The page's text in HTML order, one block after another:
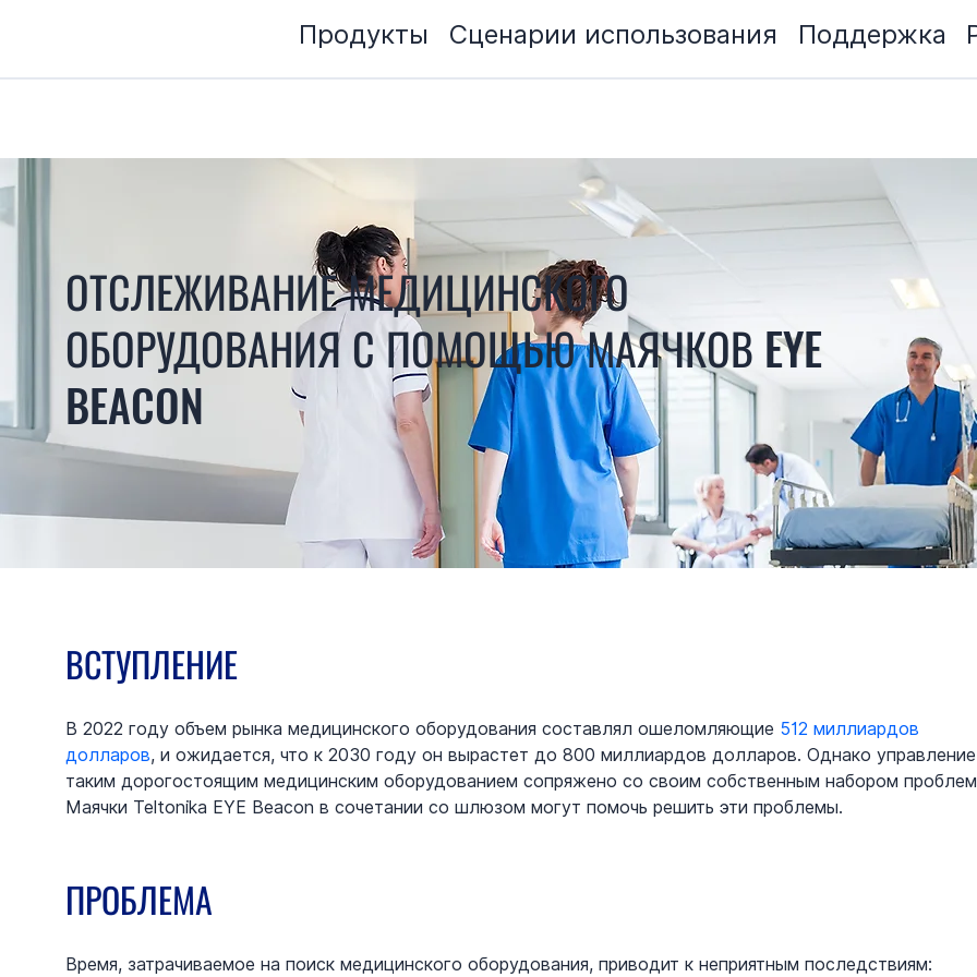
Продукты Сценарии использования Поддержка
ОТСЛЕЖИВАНИЕ МЕДИЦИНСКОГО
ОБОРУДОВАНИЯ С ПОМОЩЬЮ МАЯЧКОВ EYE
BEACON
ВСТУПЛЕНИЕ
В 2022 году объем рынка медицинского оборудования составлял ошеломляющие 512 миллиардов
долларов, и ожидается, что к 2030 году он вырастет до 800 миллиардов долларов. Однако
таким дорогостоящим медицинским оборудованием сопряжено со своим собственным набором
Маячки Teltonika EYE Beacon в сочетании со шлюзом могут помочь решить эти проблемы.
ПРОБЛЕМА
Время, затрачиваемое на поиск медицинского оборудования, приводит к неприятным последствиям: